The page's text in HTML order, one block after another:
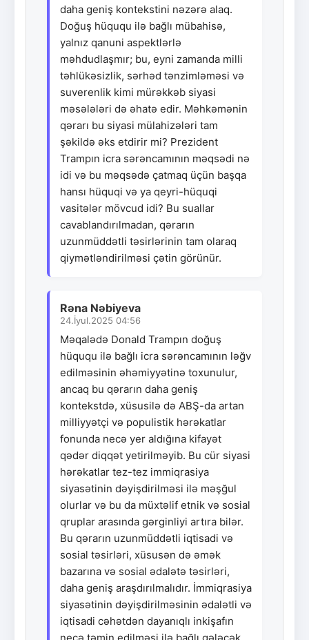
daha geniş kontekstini nəzərə alaq.
Doğuş hüququ ilə bağlı mübahisə,
yalnız qanuni aspektlərlə
məhdudlaşmır; bu, eyni zamanda milli
təhlükəsizlik, sərhəd tənzimləməsi və
suverenlik kimi mürəkkəb siyasi
məsələləri də əhatə edir. Məhkəmənin
qərarı bu siyasi mülahizələri tam
şəkildə əks etdirir mi? Prezident
Trampın icra sərəncamının məqsədi nə
idi və bu məqsədə çatmaq üçün başqa
hansı hüquqi və ya qeyri-hüquqi
vasitələr mövcud idi? Bu suallar
cavablandırılmadan, qərarın
uzunmüddətli təsirlərinin tam olaraq
qiymətləndirilməsi çətin görünür.
Rəna Nəbiyeva
24.İyul.2025 04:56
Məqalədə Donald Trampın doğuş
hüququ ilə bağlı icra sərəncamının ləğv
edilməsinin əhəmiyyətinə toxunulur,
ancaq bu qərarın daha geniş
kontekstdə, xüsusilə də ABŞ-da artan
milliyyətçi və populistik hərəkatlar
fonunda necə yer aldığına kifayət
qədər diqqət yetirilməyib. Bu cür siyasi
hərəkatlar tez-tez immiqrasiya
siyasətinin dəyişdirilməsi ilə məşğul
olurlar və bu da müxtəlif etnik və sosial
qruplar arasında gərginliyi artıra bilər.
Bu qərarın uzunmüddətli iqtisadi və
sosial təsirləri, xüsusən də əmək
bazarına və sosial ədalətə təsirləri,
daha geniş araşdırılmalıdır. İmmiqrasiya
siyasətinin dəyişdirilməsinin ədalətli və
iqtisadi cəhətdən dayanıqlı inkişafın